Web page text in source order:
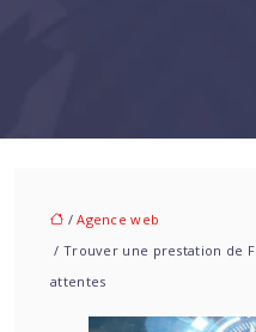
/Agence web
/ Trouver une prestation de
attentes